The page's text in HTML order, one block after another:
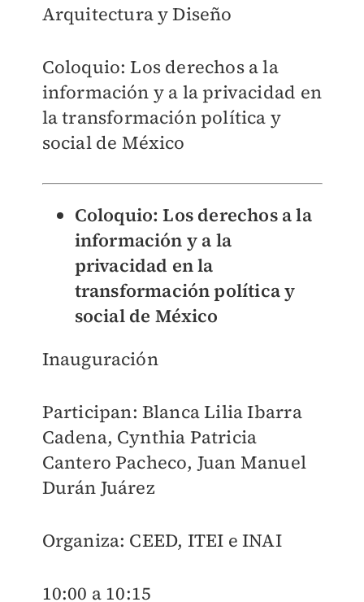
Arquitectura y Diseño
Coloquio: Los derechos a la
información y a la privacidad en
la transformación política y
social de México
Coloquio: Los derechos a la
información y a la
privacidad en la
transformación política y
social de México
Inauguración
Participan: Blanca Lilia Ibarra
Cadena, Cynthia Patricia
Cantero Pacheco, Juan Manuel
Durán Juárez
Organiza: CEED, ITEI e INAI
10:00 a 10:15